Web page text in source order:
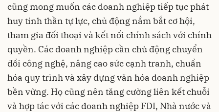
cũng mong muốn các doanh nghiệp tiếp tục phát
huy tinh thần tự lực, chủ động nắm bắt cơ hội,
tham gia đối thoại và kết nối chính sách với chính
quyền. Các doanh nghiệp cần chủ động chuyển
đổi công nghệ, nâng cao sức cạnh tranh, chuẩn
hóa quy trình và xây dựng văn hóa doanh nghiệp
bền vững. Họ cũng nên tăng cường liên kết chuỗi
và hợp tác với các doanh nghiệp FDI, Nhà nước và